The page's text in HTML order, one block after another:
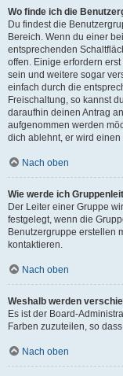
Wo finde ich die
Du findest die
Bereich. Wenn du einer
entsprechenden
offen. Einige erfordern
sein und weitere sogar
einfach durch die
Freischaltung, so kannst
daraufhin deinen Antrag
aufgenommen werden
dich ablehnt, er wird
Nach oben
Wie werde ich
Der Leiter einer Gruppe
festgelegt, wenn die
Benutzergruppe erstellen
kontaktieren.
Nach oben
Weshalb werden
Es ist der Board-
Farben zuzuteilen, so
Nach oben